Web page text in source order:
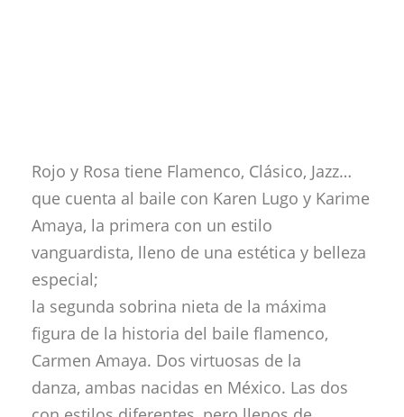
Rojo y Rosa tiene Flamenco, Clásico, Jazz…
que cuenta al baile con Karen Lugo y Karime
Amaya, la primera con un estilo
vanguardista, lleno de una estética y belleza
especial;
la segunda sobrina nieta de la máxima
figura de la historia del baile flamenco,
Carmen Amaya. Dos virtuosas de la
danza, ambas nacidas en México. Las dos